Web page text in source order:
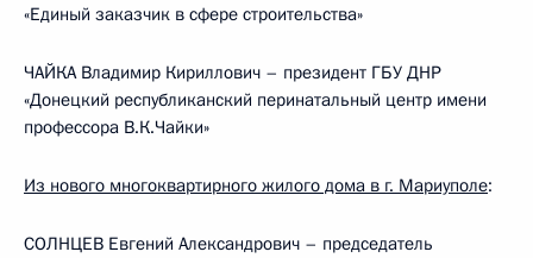
«Единый заказчик в сфере строительства»
ЧАЙКА Владимир Кириллович – президент ГБУ ДНР
«Донецкий республиканский перинатальный центр имени
профессора В.К.Чайки»
Из нового многоквартирного жилого дома в г. Мариуполе:
СОЛНЦЕВ Евгений Александрович – председатель